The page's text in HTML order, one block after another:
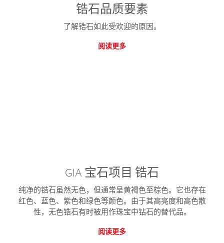
锆石品质要素
了解锆石如此受欢迎的原因。
阅读更多
GIA 宝石项目 锆石
纯净的锆石虽然无色，但通常呈黄褐色至棕色。它也存在
红色、蓝色、紫色和绿色等颜色。由于其高亮度和高色散
性，无色锆石有时被用作珠宝中钻石的替代品。
阅读更多